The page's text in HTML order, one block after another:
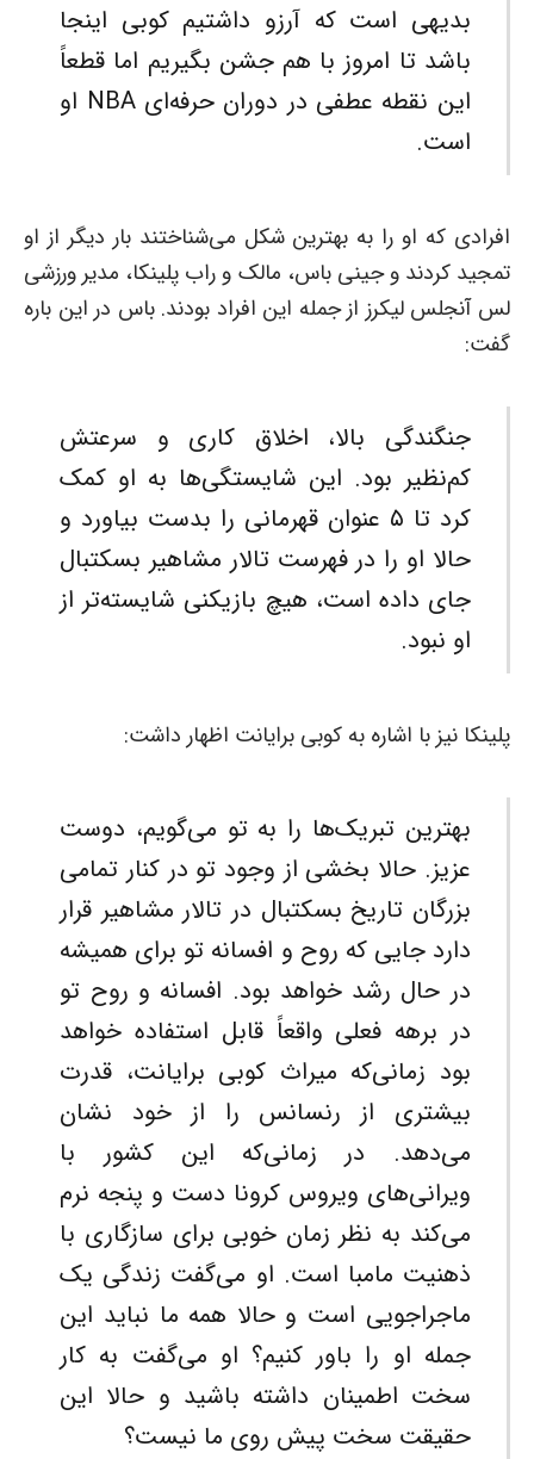
بدیهی است که آرزو داشتیم کوبی اینجا
باشد تا امروز با هم جشن بگیریم اما قطعاً
این نقطه عطفی در دوران حرفه‌ای NBA او
است.
افرادی که او را به بهترین شکل می‌شناختند بار دیگر از او
تمجید کردند و جینی باس، مالک و راب پلینکا، مدیر ورزشی
لس آنجلس لیکرز از جمله این افراد بودند. باس در این باره
گفت:
جنگندگی بالا، اخلاق کاری و سرعتش
کم‌نظیر بود. این شایستگی‌ها به او کمک
کرد تا ۵ عنوان قهرمانی را بدست بیاورد و
حالا او را در فهرست تالار مشاهیر بسکتبال
جای داده است، هیچ بازیکنی شایسته‌تر از
او نبود.
پلینکا نیز با اشاره به کوبی برایانت اظهار داشت:
بهترین تبریک‌ها را به تو می‌گویم، دوست
عزیز. حالا بخشی از وجود تو در کنار تمامی
بزرگان تاریخ بسکتبال در تالار مشاهیر قرار
دارد جایی که روح و افسانه تو برای همیشه
در حال رشد خواهد بود. افسانه و روح تو
در برهه فعلی واقعاً قابل استفاده خواهد
بود زمانی‌که میراث کوبی برایانت، قدرت
بیشتری از رنسانس را از خود نشان
می‌دهد. در زمانی‌که این کشور با
ویرانی‌های ویروس کرونا دست و پنجه نرم
می‌کند به نظر زمان خوبی برای سازگاری با
ذهنیت مامبا است. او می‌گفت زندگی یک
ماجراجویی است و حالا همه ما نباید این
جمله او را باور کنیم؟ او می‌گفت به کار
سخت اطمینان داشته باشید و حالا این
حقیقت سخت پیش روی ما نیست؟